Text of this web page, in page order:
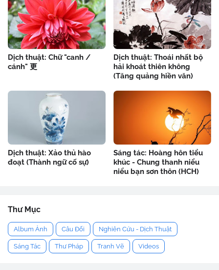
Dịch thuật: Chữ "canh /
cánh" 更
Dịch thuật: Thoái nhất bộ
hải khoát thiên không
(Tăng quảng hiền văn)
Dịch thuật: Xảo thủ hào
đoạt (Thành ngữ cố sự)
Sáng tác: Hoàng hôn tiểu
khúc - Chung thanh niểu
niểu bạn sơn thôn (HCH)
Thư Mục
Album Ảnh Câu Đối Nghiên Cứu - Dịch Thuật
Sáng Tác Thư Pháp Tranh Vẽ Videos